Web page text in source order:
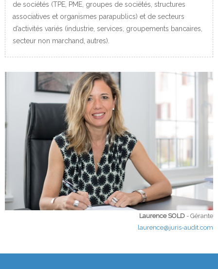
de sociétés (TPE, PME, groupes de sociétés, structures
associatives et organismes parapublics) et de secteurs
d’activités variés (industrie, services, groupements bancaires,
secteur non marchand, autres).
Laurence SOLD - Gérante
laurence@juris-audit.com